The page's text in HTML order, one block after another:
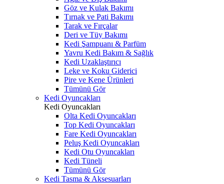
Göz ve Kulak Bakımı
Tırnak ve Pati Bakımı
Tarak ve Fırçalar
Deri ve Tüy Bakımı
Kedi Şampuanı & Parfüm
Yavru Kedi Bakım & Sağlık
Kedi Uzaklaştırıcı
Leke ve Koku Giderici
Pire ve Kene Ürünleri
Tümünü Gör
Kedi Oyuncakları
Kedi Oyuncakları
Olta Kedi Oyuncakları
Top Kedi Oyuncakları
Fare Kedi Oyuncakları
Peluş Kedi Oyuncakları
Kedi Otu Oyuncakları
Kedi Tüneli
Tümünü Gör
Kedi Tasma & Aksesuarları